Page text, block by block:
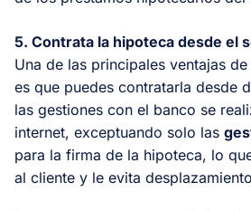
5. Contrata la hipoteca desde el
Una de las principales ventajas
es que puedes contratarla desde
las gestiones con el banco se
internet, exceptuando solo las
para la firma de la hipoteca, lo
al cliente y le evita